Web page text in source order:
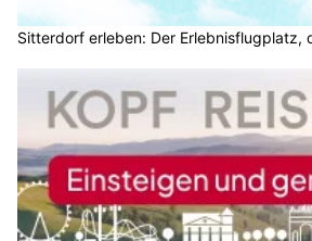
Sitterdorf erleben: Der Erlebnisflugplatz,